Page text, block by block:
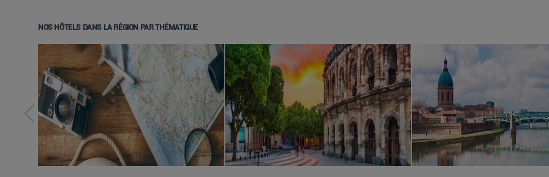
NOS HÔTELS DANS LA RÉGION PAR THÉMATIQUE